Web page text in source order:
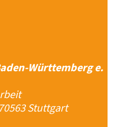
Württemberg e.
Stuttgart